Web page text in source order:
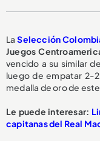
LaSelección
Juegos
vencido a su similar
luego de empatar 2-
medalla de oro de
Le puede interesar:
capitanas del Real